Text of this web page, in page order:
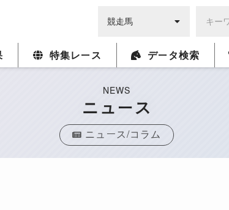
特集レース データ検索
NEWS
ニュース
ニュース/コラム